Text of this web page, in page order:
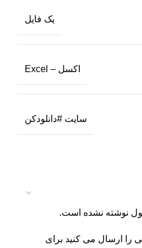
یک فایل
اکسل – Excel
سایت #دانلودکن
نوشته نشده است.
را ارسال می کنید برای